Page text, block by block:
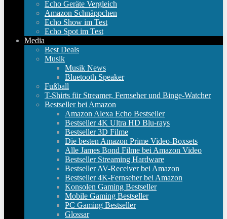
Echo Geräte Vergleich
Amazon Schnäppchen
Echo Show im Test
Echo Spot im Test
Media
Best Deals
Musik
Musik News
Bluetooth Speaker
Fußball
T-Shirts für Streamer, Fernseher und Binge-Watcher
Bestseller bei Amazon
Amazon Alexa Echo Bestseller
Bestseller 4K Ultra HD Blu-rays
Bestseller 3D Filme
Die besten Amazon Prime Video-Boxsets
Alle James Bond Filme bei Amazon Video
Bestseller Streaming Hardware
Bestseller AV-Receiver bei Amazon
Bestseller 4K-Fernseher bei Amazon
Konsolen Gaming Bestseller
Mobile Gaming Bestseller
PC Gaming Bestseller
Glossar